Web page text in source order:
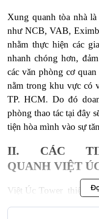
Xung quanh tòa nhà
như NCB, VAB,
nhằm thực hiện các
nhanh chóng hơn,
các văn phòng cơ
nằm trong khu vực có
TP. HCM. Do đó
phòng thao tác tại đây
tiện hòa mình vào sự
II. CÁC
QUANH VIỆT
Việt Úc Tower thiết kế
trên và nửa dưới xếp